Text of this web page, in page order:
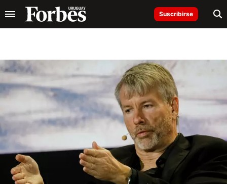
Suscribirse